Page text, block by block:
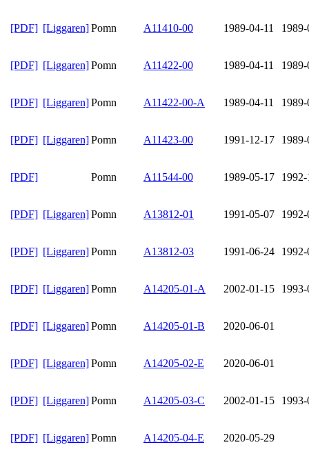
[PDF] [Liggaren]Pomn A11410-00 1989-04-11
[PDF] [Liggaren]Pomn A11422-00 1989-04-11
[PDF] [Liggaren]Pomn A11422-00-A 1989-04-11
[PDF] [Liggaren]Pomn A11423-00 1991-12-17
[PDF] Pomn A11544-00 1989-05-17
[PDF] [Liggaren]Pomn A13812-01 1991-05-07
[PDF] [Liggaren]Pomn A13812-03 1991-06-24
[PDF] [Liggaren]Pomn A14205-01-A 2002-01-15
[PDF] [Liggaren]Pomn A14205-01-B 2020-06-01
[PDF] [Liggaren]Pomn A14205-02-E 2020-06-01
[PDF] [Liggaren]Pomn A14205-03-C 2002-01-15
[PDF] [Liggaren]Pomn A14205-04-E 2020-05-29